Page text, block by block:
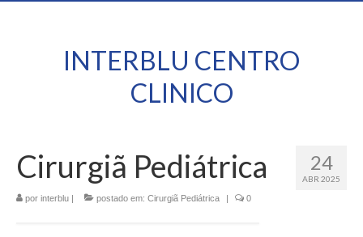
INTERBLU CENTRO
CLINICO
24
ABR 2025
Cirurgiã Pediátrica
por interblu | postado em: Cirurgiã Pediátrica | 0